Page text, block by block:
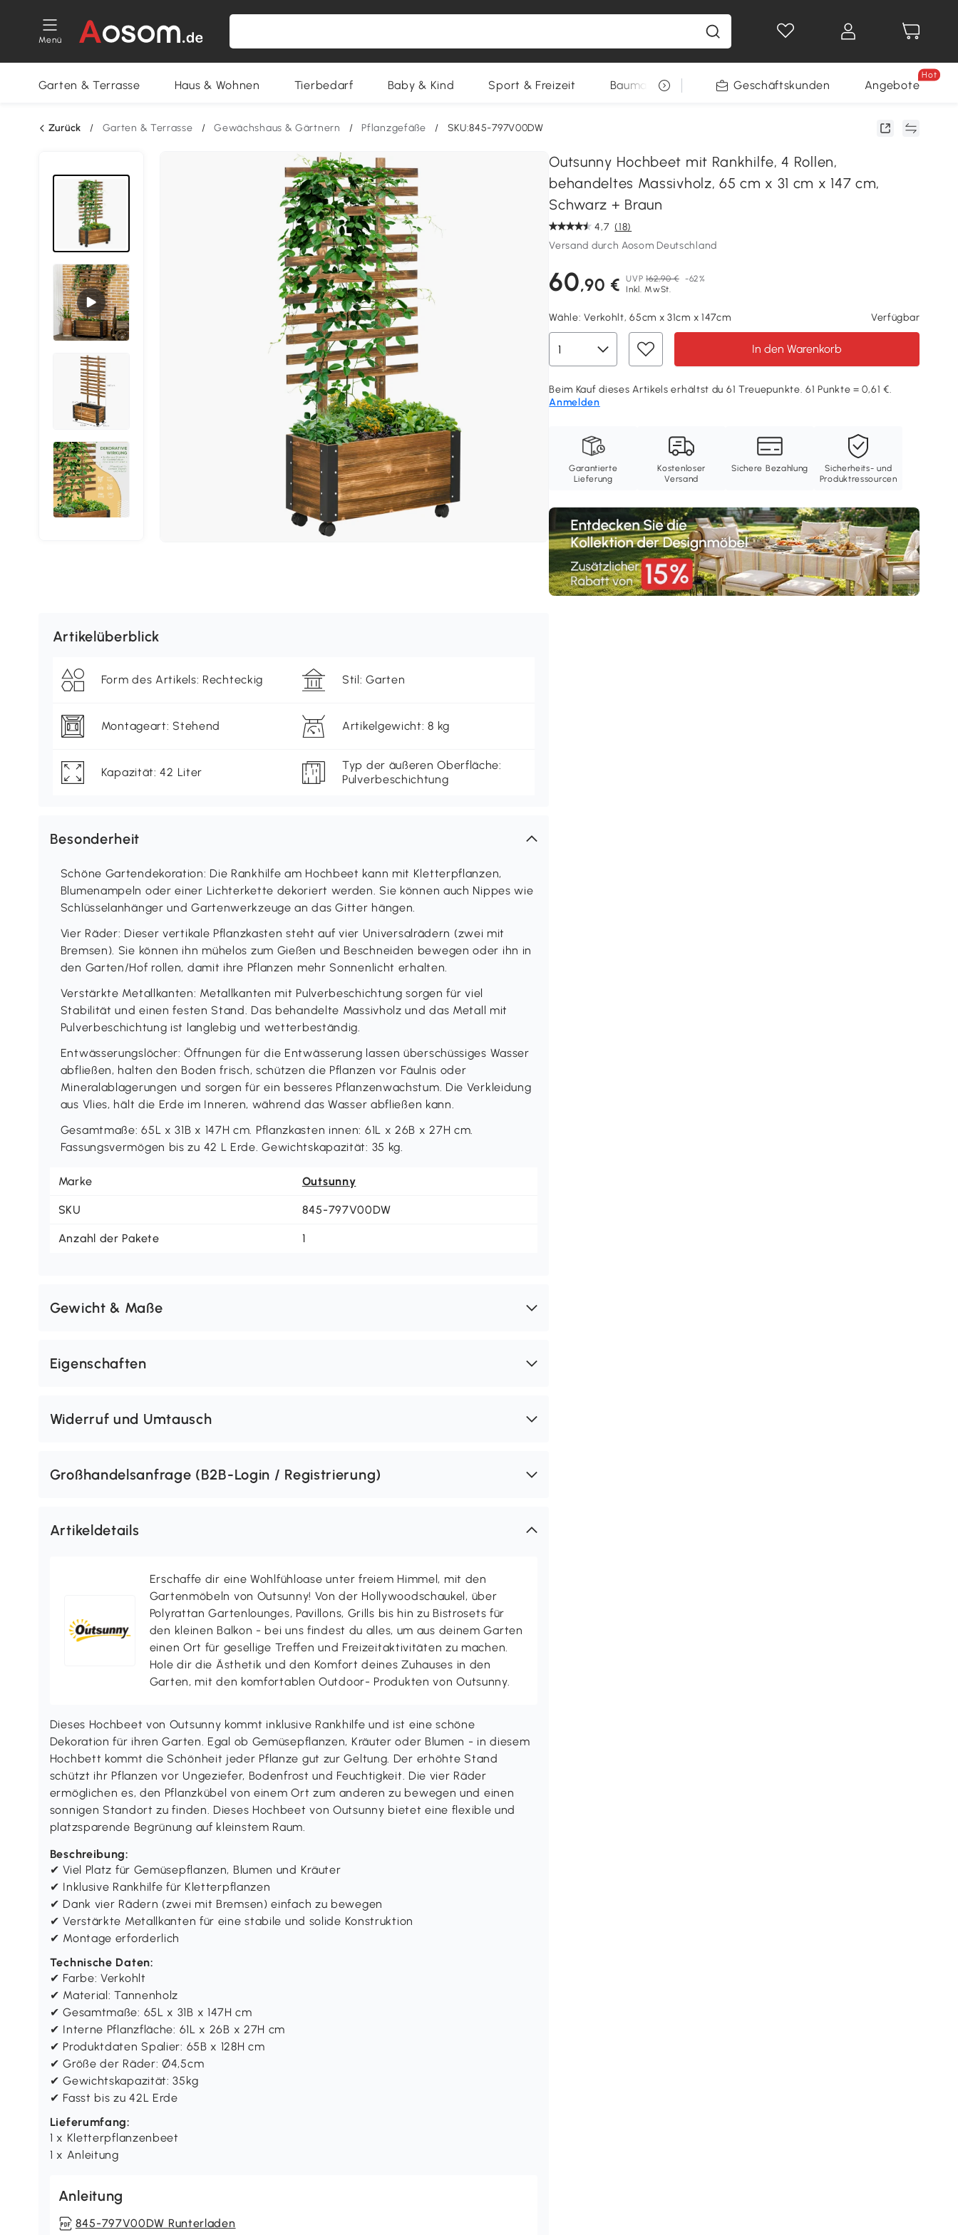
Menü
Gewinnspiele
Garten & Terrasse Haus & Wohnen Tierbedarf Baby & Kind Sport & Freizeit Baumarkt RestpostenGeschäftskunden Angebote
Hot
Zurück / Garten & Terrasse / Gewächshaus & Gärtnern / Pflanzgefäße / SKU:845-797V00DW
Outsunny Hochbeet mit Rankhilfe, 4 Rollen,
behandeltes Massivholz, 65 cm x 31 cm x 147 cm,
Schwarz + Braun
4,7 (18)
Versand durch Aosom Deutschland
60,90 € UVP 162,90 € -62%
Inkl. MwSt.
Wähle:Verkohlt, 65cm x 31cm x 147cm Verfügbar
In den Warenkorb
Beim Kauf dieses Artikels erhältst du 61 Treuepunkte. 61 Punkte = 0,61 €.
Anmelden
Garantierte
Lieferung
Kostenloser
Versand
Sichere Bezahlung
Sicherheits- und
Produktressourcen
Artikelüberblick
Form des Artikels: Rechteckig Stil: Garten
Montageart: Stehend Artikelgewicht: 8 kg
Kapazität: 42 Liter
Typ der äußeren Oberfläche:
Pulverbeschichtung
Besonderheit
Schöne Gartendekoration: Die Rankhilfe am Hochbeet kann mit Kletterpflanzen,
Blumenampeln oder einer Lichterkette dekoriert werden. Sie können auch Nippes wie
Schlüsselanhänger und Gartenwerkzeuge an das Gitter hängen.
Vier Räder: Dieser vertikale Pflanzkasten steht auf vier Universalrädern (zwei mit
Bremsen). Sie können ihn mühelos zum Gießen und Beschneiden bewegen oder ihn in
den Garten/Hof rollen, damit ihre Pflanzen mehr Sonnenlicht erhalten.
Verstärkte Metallkanten: Metallkanten mit Pulverbeschichtung sorgen für viel
Stabilität und einen festen Stand. Das behandelte Massivholz und das Metall mit
Pulverbeschichtung ist langlebig und wetterbeständig.
Entwässerungslöcher: Öffnungen für die Entwässerung lassen überschüssiges Wasser
abfließen, halten den Boden frisch, schützen die Pflanzen vor Fäulnis oder
Mineralablagerungen und sorgen für ein besseres Pflanzenwachstum. Die Verkleidung
aus Vlies, hält die Erde im Inneren, während das Wasser abfließen kann.
Gesamtmaße: 65L x 31B x 147H cm. Pflanzkasten innen: 61L x 26B x 27H cm.
Fassungsvermögen bis zu 42 L Erde. Gewichtskapazität: 35 kg.
Marke Outsunny
SKU 845-797V00DW
Anzahl der Pakete 1
Gewicht & Maße
Eigenschaften
Widerruf und Umtausch
Großhandelsanfrage (B2B-Login / Registrierung)
Artikeldetails
Erschaffe dir eine Wohlfühloase unter freiem Himmel, mit den
Gartenmöbeln von Outsunny! Von der Hollywoodschaukel, über
Polyrattan Gartenlounges, Pavillons, Grills bis hin zu Bistrosets für
den kleinen Balkon - bei uns findest du alles, um aus deinem Garten
einen Ort für gesellige Treffen und Freizeitaktivitäten zu machen.
Hole dir die Ästhetik und den Komfort deines Zuhauses in den
Garten, mit den komfortablen Outdoor- Produkten von Outsunny.
Dieses Hochbeet von Outsunny kommt inklusive Rankhilfe und ist eine schöne
Dekoration für ihren Garten. Egal ob Gemüsepflanzen, Kräuter oder Blumen - in diesem
Hochbett kommt die Schönheit jeder Pflanze gut zur Geltung. Der erhöhte Stand
schützt ihr Pflanzen vor Ungeziefer, Bodenfrost und Feuchtigkeit. Die vier Räder
ermöglichen es, den Pflanzkübel von einem Ort zum anderen zu bewegen und einen
sonnigen Standort zu finden. Dieses Hochbeet von Outsunny bietet eine flexible und
platzsparende Begrünung auf kleinstem Raum.
Beschreibung:
✔ Viel Platz für Gemüsepflanzen, Blumen und Kräuter
✔ Inklusive Rankhilfe für Kletterpflanzen
✔ Dank vier Rädern (zwei mit Bremsen) einfach zu bewegen
✔ Verstärkte Metallkanten für eine stabile und solide Konstruktion
✔ Montage erforderlich
Technische Daten:
✔ Farbe: Verkohlt
✔ Material: Tannenholz
✔ Gesamtmaße: 65L x 31B x 147H cm
✔ Interne Pflanzfläche: 61L x 26B x 27H cm
✔ Produktdaten Spalier: 65B x 128H cm
✔ Größe der Räder: Ø4,5cm
✔ Gewichtskapazität: 35kg
✔ Fasst bis zu 42L Erde
Lieferumfang:
1 x Kletterpflanzenbeet
1 x Anleitung
Anleitung
845-797V00DW Runterladen